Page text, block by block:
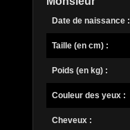
Date de naissance :
Taille (en cm) :
Poids (en kg) :
Couleur des yeux :
Cheveux :